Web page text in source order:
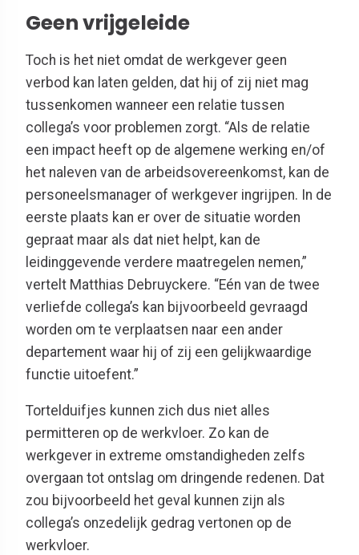
Geen vrijgeleide
Toch is het niet omdat de werkgever geen
verbod kan laten gelden, dat hij of zij niet mag
tussenkomen wanneer een relatie tussen
collega’s voor problemen zorgt. “Als de relatie
een impact heeft op de algemene werking en/of
het naleven van de arbeidsovereenkomst, kan de
personeelsmanager of werkgever ingrijpen. In de
eerste plaats kan er over de situatie worden
gepraat maar als dat niet helpt, kan de
leidinggevende verdere maatregelen nemen,”
vertelt Matthias Debruyckere. “Eén van de twee
verliefde collega’s kan bijvoorbeeld gevraagd
worden om te verplaatsen naar een ander
departement waar hij of zij een gelijkwaardige
functie uitoefent.”
Tortelduifjes kunnen zich dus niet alles
permitteren op de werkvloer. Zo kan de
werkgever in extreme omstandigheden zelfs
overgaan tot ontslag om dringende redenen. Dat
zou bijvoorbeeld het geval kunnen zijn als
collega’s onzedelijk gedrag vertonen op de
werkvloer.